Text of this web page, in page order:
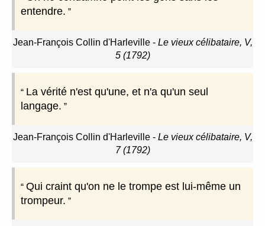
entendre.
Jean-François Collin d'Harleville- Le vieux célibataire, V,
5 (1792)
La vérité n'est qu'une, et n'a qu'un seul
langage.
Jean-François Collin d'Harleville- Le vieux célibataire, V,
7 (1792)
Qui craint qu'on ne le trompe est lui-même un
trompeur.